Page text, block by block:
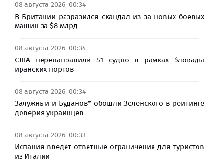
08 августа 2026, 00:34
В Британии разразился скандал из-за новых боевых
машин за $8 млрд
08 августа 2026, 00:34
США перенаправили 51 судно в рамках блокады
иранских портов
08 августа 2026, 00:34
Залужный и Буданов* обошли Зеленского в рейтинге
доверия украинцев
08 августа 2026, 00:33
Испания введет ответные ограничения для туристов
из Италии